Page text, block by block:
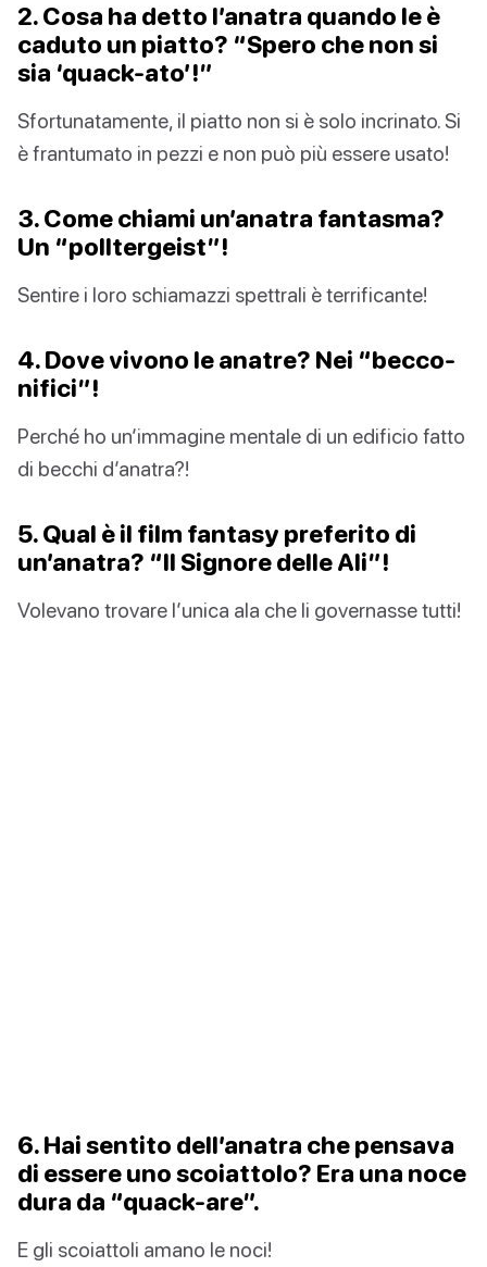
2. Cosa ha detto l’anatra quando le è
caduto un piatto? “Spero che non si
sia ‘quack-ato’!”
Sfortunatamente, il piatto non si è solo incrinato. Si
è frantumato in pezzi e non può più essere usato!
3. Come chiami un’anatra fantasma?
Un “polltergeist”!
Sentire i loro schiamazzi spettrali è terrificante!
4. Dove vivono le anatre? Nei “becco-
nifici”!
Perché ho un’immagine mentale di un edificio fatto
di becchi d’anatra?!
5. Qual è il film fantasy preferito di
un’anatra? “Il Signore delle Ali”!
Volevano trovare l’unica ala che li governasse tutti!
6. Hai sentito dell’anatra che pensava
di essere uno scoiattolo? Era una noce
dura da “quack-are”.
E gli scoiattoli amano le noci!